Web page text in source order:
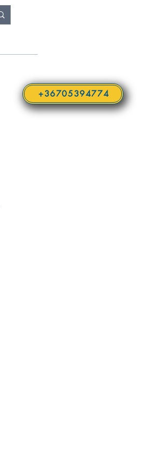
+36705394774